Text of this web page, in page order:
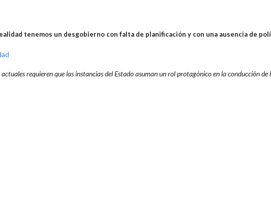
tenemos un desgobierno con falta de planificación y con una ausencia de
requieren que las instancias del Estado asuman un rol protagónico en la conducción de